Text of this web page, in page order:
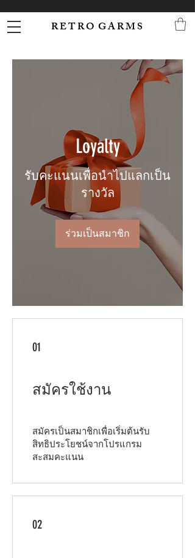
R E T R O G A R M S
Loyalty
รับคะแนนเพื่อนำไปแลกเป็น
รางวัล
ร่วมเป็นสมาชิก
01
สมัครใช้งาน
สมัครเป็นสมาชิกเพื่อเริ่มต้นรับ
สิทธิประโยชน์จากโปรแกรม
สะสมคะแนน
02